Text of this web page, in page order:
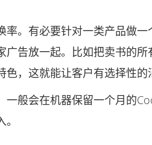
。有必要针对一类产品做一
广告放一起。比如把卖书的
，这就能让客户有选择性的
般会在机器保留一个月的